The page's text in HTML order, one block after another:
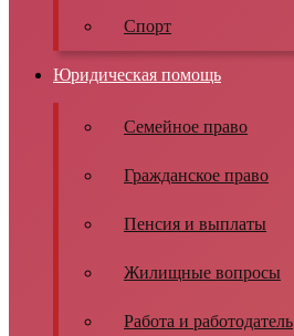
Спорт
Юридическая помощь
Семейное право
Гражданское право
Пенсия и выплаты
Жилищные вопросы
Работа и работодатель